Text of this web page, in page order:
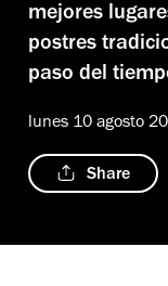
mejores
postres
paso del
lunes 10 agosto
Share